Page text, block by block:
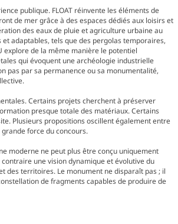
publique. FLOAT réinvente les éléments de
de mer grâce à des espaces dédiés aux loisirs et
des eaux de pluie et agriculture urbaine au
adaptables, tels que des pergolas temporaires,
explore de la même manière le potentiel
qui évoquent une archéologie industrielle
pas par sa permanence ou sa monumentalité,
Certains projets cherchent à préserver
presque totale des matériaux. Certains
Plusieurs propositions oscillent également entre
force du concours.
moderne ne peut plus être conçu uniquement
une vision dynamique et évolutive du
des territoires. Le monument ne disparaît pas ; il
de fragments capables de produire de